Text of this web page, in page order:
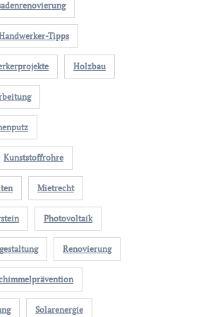
Tipps
Holzbau
Kunststoffrohre
Mietrecht
Photovoltaik
Renovierung
Solarenergie